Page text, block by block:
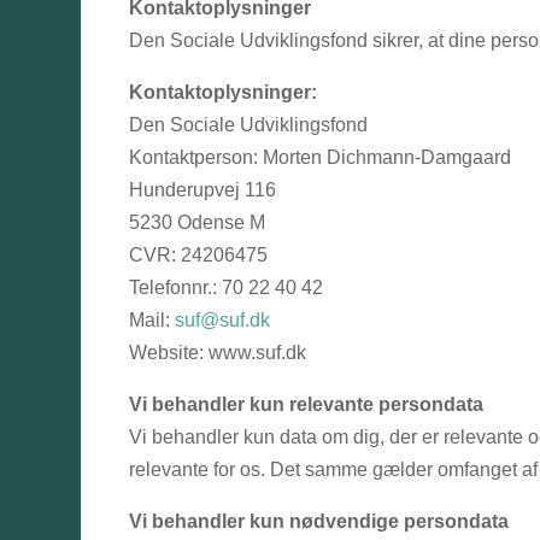
Kontaktoplysninger
Den Sociale Udviklingsfond sikrer, at dine
Kontaktoplysninger:
Den Sociale Udviklingsfond
Kontaktperson: Morten Dichmann-Damgaard
Hunderupvej 116
5230 Odense M
CVR: 24206475
Telefonnr.: 70 22 40 42
Mail:suf@suf.dk
Website: www.suf.dk
Vi behandler kun relevante persondata
Vi behandler kun data om dig, der er relevante
relevante for os. Det samme gælder omfanget
Vi behandler kun nødvendige persondata